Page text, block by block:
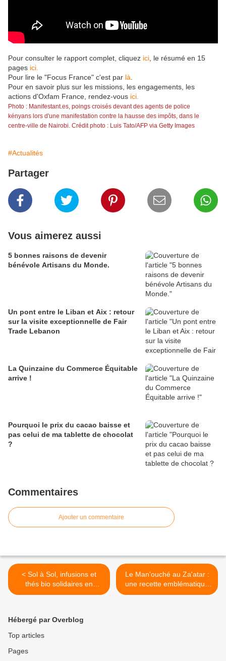
Pour consulter le rapport complet, cliquez ici , le résumé en 15
pages ici.
Pour lire le "Focus France" c'est par là
Pour en savoir plus sur les missions, les engagements, les
actions d'Oxfam France, rendez-vous ici.
Photo : Manifestant.es, poings croisés devant des agents de police
kényans lors d'une manifestation contre la hausse des impôts, dans le
centre-ville de Nairobi. Crédit photo : Luis Tato/AFP via Getty Images
#Actualités
Partager
Vous aimerez aussi
5 bonnes raisons de devenir
bénévole Artisans du Monde.
Un pont entre le Liban et Aix : retour
sur la visite exceptionnelle de Fair
Trade Lebanon
La Quinzaine du Commerce Équitable
arrive !
Pourquoi le prix du cacao baisse et
pas celui de ma tablette de chocolat
?
Commentaires
Ajouter un commentaire
< Sol à Sol, infusions et
thés bio solidaires en
Provence
Le Man'ouché au Za'atar :
une recette emblématique
Libanaise >
Hébergé par Overblog
Top articles
Pages